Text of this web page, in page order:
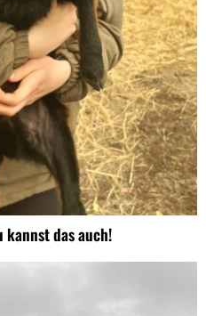
das auch!